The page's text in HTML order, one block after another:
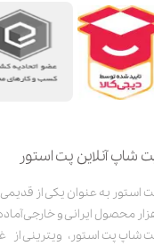
شاپ آنلاین پت استور
محصول ایرانی و خارجی
شاپ پت استور، ویترینی از